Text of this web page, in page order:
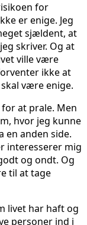
for
er enige. Jeg
sjældent, at
skriver. Og at
ville være
ikke at
være enige.
at prale. Men
hvor jeg kunne
en anden side.
interesserer mig
og ondt. Og
til at tage
livet har haft og
personer ind i